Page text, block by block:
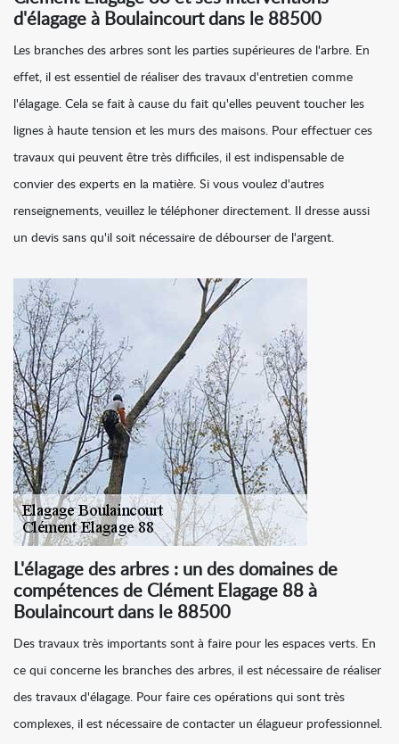
d'élagage à Boulaincourt dans le 88500
Les branches des arbres sont les parties supérieures de l'arbre. En
effet, il est essentiel de réaliser des travaux d'entretien comme
l'élagage. Cela se fait à cause du fait qu'elles peuvent toucher les
lignes à haute tension et les murs des maisons. Pour effectuer ces
travaux qui peuvent être très difficiles, il est indispensable de
convier des experts en la matière. Si vous voulez d'autres
renseignements, veuillez le téléphoner directement. Il dresse aussi
un devis sans qu'il soit nécessaire de débourser de l'argent.
L'élagage des arbres : un des domaines de
compétences de Clément Elagage 88 à
Boulaincourt dans le 88500
Des travaux très importants sont à faire pour les espaces verts. En
ce qui concerne les branches des arbres, il est nécessaire de réaliser
des travaux d'élagage. Pour faire ces opérations qui sont très
complexes, il est nécessaire de contacter un élagueur professionnel.